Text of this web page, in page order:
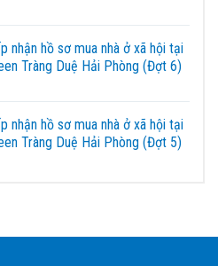
nhận hồ sơ mua nhà ở xã hội tại
Tràng Duệ Hải Phòng (Đợt 6)
nhận hồ sơ mua nhà ở xã hội tại
Tràng Duệ Hải Phòng (Đợt 5)